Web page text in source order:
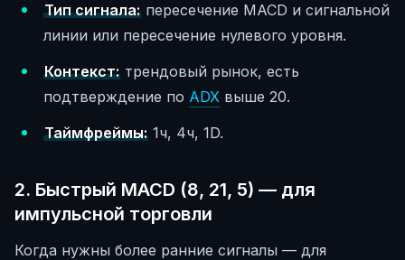
Тип сигнала:пересечение MACD и сигнальной
линии или пересечение нулевого уровня.
Контекст:трендовый рынок, есть
подтверждение по ADX выше 20.
Таймфреймы:1ч, 4ч, 1D.
2. Быстрый MACD (8, 21, 5) — для
импульсной торговли
Когда нужны более ранние сигналы — для